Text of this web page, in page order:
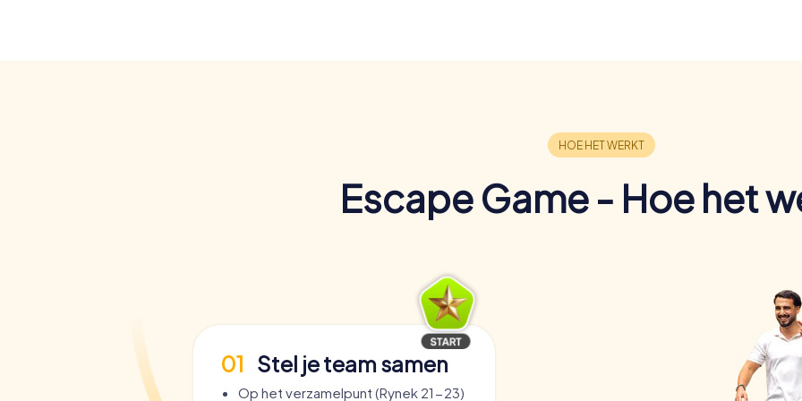
Escape Game - Hoe het
01 Stel je team samen
Op het verzamelpunt (Rynek 21-23)